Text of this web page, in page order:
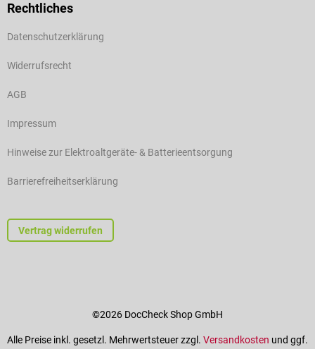
Rechtliches
Datenschutzerklärung
Widerrufsrecht
AGB
Impressum
Hinweise zur Elektroaltgeräte- & Batterieentsorgung
Barrierefreiheitserklärung
Vertrag widerrufen
©2026 DocCheck Shop GmbH
Alle Preise inkl. gesetzl. Mehrwertsteuer zzgl. Versandkosten und ggf.